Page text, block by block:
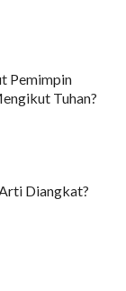
Pemimpin
Tuhan?
Diangkat?